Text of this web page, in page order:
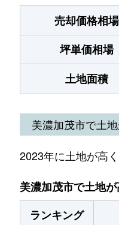
売却価格相場
坪単価相場
土地面積
美濃加茂市で土
2023年に土地が高
美濃加茂市で土地
ランキング